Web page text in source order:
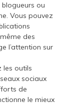
ou
Vous pouvez
des
l’attention sur
les outils
sociaux
de
le mieux